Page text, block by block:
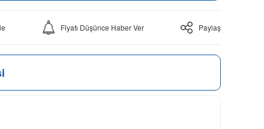
Fiyatı Düşünce Haber Ver Paylaş